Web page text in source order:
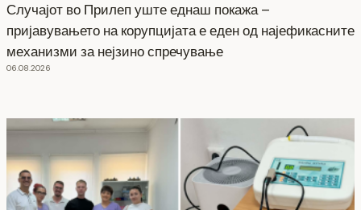
Случајот во Прилеп уште еднаш покажа –
пријавувањето на корупцијата е еден од најефикасните
механизми за нејзино спречување
06.08.2026